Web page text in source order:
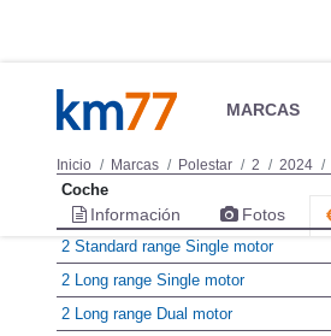
MARCAS
Inicio Marcas Polestar 2 2024
Información Fotos
Coche
2 Standard range Single motor
2 Long range Single motor
2 Long range Dual motor